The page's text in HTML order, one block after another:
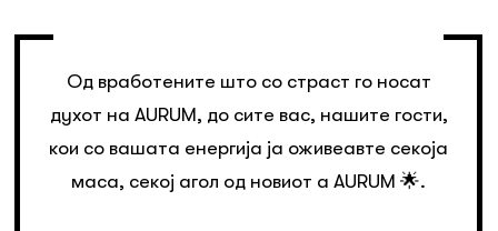
Од вработените што со страст го носат
духот на AURUM, до сите вас, нашите гости,
кои со вашата енергија ја оживеавте секоја
маса, секој агол од новиот a AURUM 🌟.